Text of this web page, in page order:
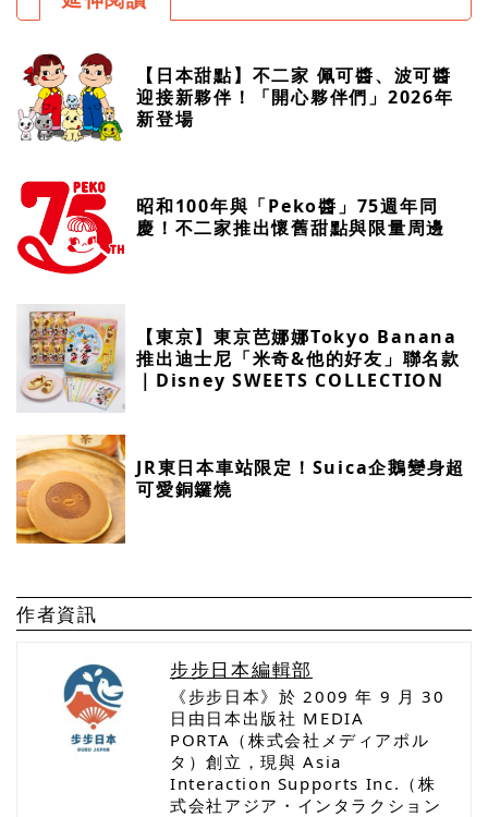
【日本甜點】不二家 佩可醬、波可醬
迎接新夥伴！「開心夥伴們」2026年
新登場
昭和100年與「Peko醬」75週年同
慶！不二家推出懷舊甜點與限量周邊
【東京】東京芭娜娜Tokyo Banana
推出迪士尼「米奇&他的好友」聯名款
｜Disney SWEETS COLLECTION
JR東日本車站限定！Suica企鵝變身超
可愛銅鑼燒
作者資訊
步步日本編輯部
《步步日本》於 2009 年 9 月 30
日由日本出版社 MEDIA
PORTA（株式会社メディアポル
タ）創立，現與 Asia
Interaction Supports Inc.（株
式会社アジア・インタラクション